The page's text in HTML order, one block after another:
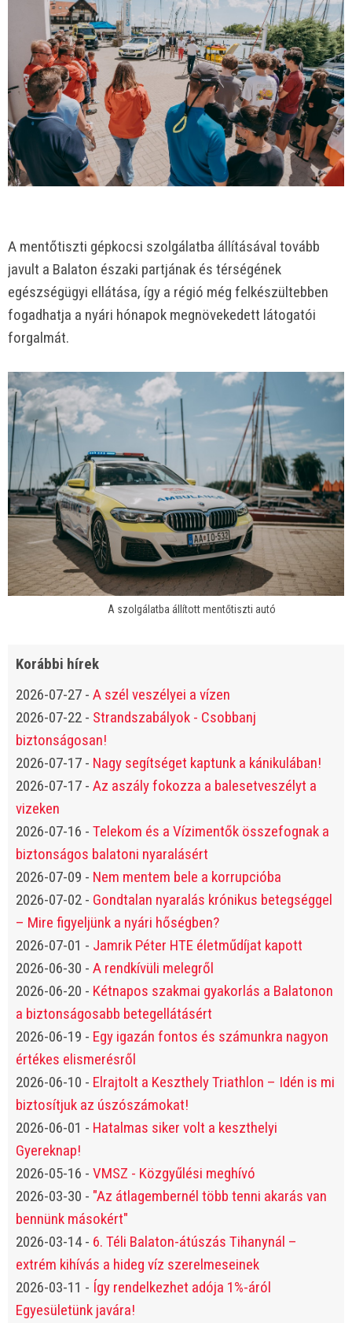
A mentőtiszti gépkocsi szolgálatba állításával tovább
javult a Balaton északi partjának és térségének
egészségügyi ellátása, így a régió még felkészültebben
fogadhatja a nyári hónapok megnövekedett látogatói
forgalmát.
A szolgálatba állított mentőtiszti autó
Korábbi hírek
2026-07-27 - A szél veszélyei a vízen
2026-07-22 - Strandszabályok - Csobbanj
biztonságosan!
2026-07-17 - Nagy segítséget kaptunk a kánikulában!
2026-07-17 - Az aszály fokozza a balesetveszélyt a
vizeken
2026-07-16 - Telekom és a Vízimentők összefognak a
biztonságos balatoni nyaralásért
2026-07-09 - Nem mentem bele a korrupcióba
2026-07-02 - Gondtalan nyaralás krónikus betegséggel
– Mire figyeljünk a nyári hőségben?
2026-07-01 - Jamrik Péter HTE életműdíjat kapott
2026-06-30 - A rendkívüli melegről
2026-06-20 - Kétnapos szakmai gyakorlás a Balatonon
a biztonságosabb betegellátásért
2026-06-19 - Egy igazán fontos és számunkra nagyon
értékes elismerésről
2026-06-10 - Elrajtolt a Keszthely Triathlon – Idén is mi
biztosítjuk az úszószámokat!
2026-06-01 - Hatalmas siker volt a keszthelyi
Gyereknap!
2026-05-16 - VMSZ - Közgyűlési meghívó
2026-03-30 - "Az átlagembernél több tenni akarás van
bennünk másokért"
2026-03-14- 6. Téli Balaton-átúszás Tihanynál –
extrém kihívás a hideg víz szerelmeseinek
2026-03-11 - Így rendelkezhet adója 1%-áról
Egyesületünk javára!